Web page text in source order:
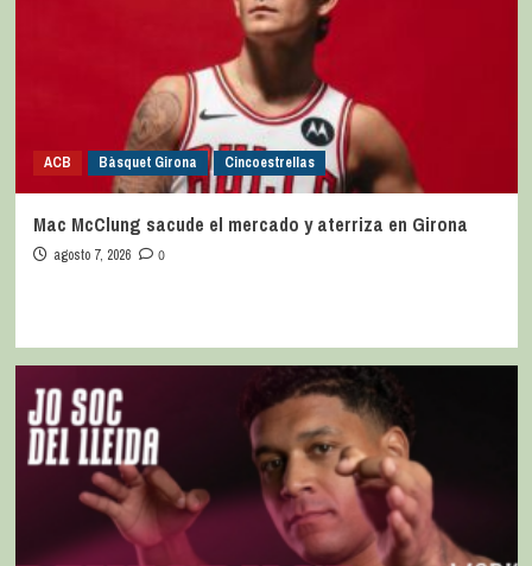
ACB Bàsquet Girona Cincoestrellas
Mac McClung sacude el mercado y aterriza en Girona
agosto 7, 2026 0